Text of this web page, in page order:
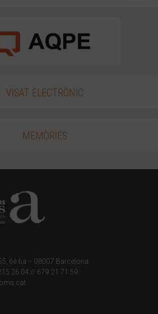
VISAT ELECTRÒNIC
MEMÒRIES
6è 6a – 08007 Barcelona
26 04 // 679 21 71 59